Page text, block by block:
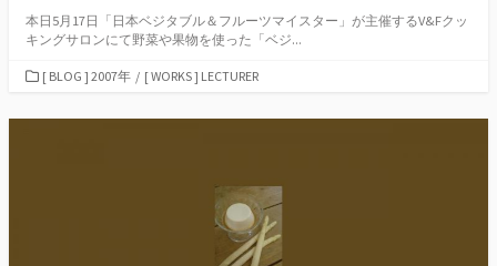
本日5月17日「日本ベジタブル＆フルーツマイスター」が主催するV&Fクッ
キングサロンにて野菜や果物を使った「ベジ...
カ
ゴ
[ BLOG ] 2007年 / [ WORKS ] LECTURER